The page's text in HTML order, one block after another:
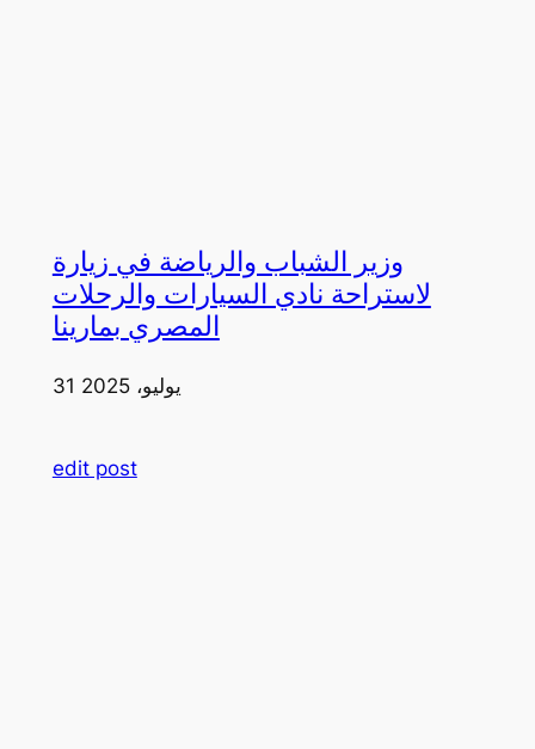
وزير الشباب والرياضة في زيارة
لاستراحة نادي السيارات والرحلات
المصري بمارينا
31 يوليو، 2025
edit post